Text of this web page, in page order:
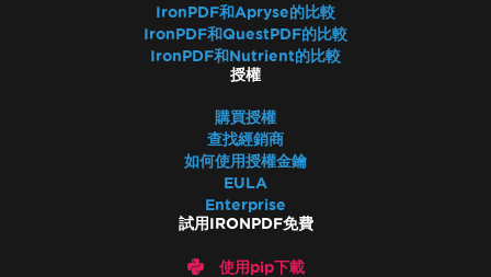
IronPDF和Apryse的比較
IronPDF和QuestPDF的比較
IronPDF和Nutrient的比較
授權
購買授權
查找經銷商
如何使用授權金鑰
EULA
Enterprise
試用IRONPDF免費
使用pip下載